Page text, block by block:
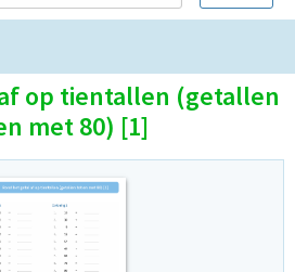
op tientallen (getallen
met 80) [1]